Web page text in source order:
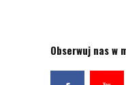
Obserwuj nas w